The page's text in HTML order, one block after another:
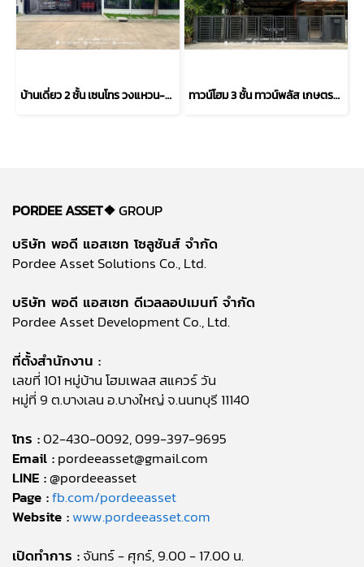
บ้านเดี่ยว 2 ชั้น เซนโทร วงแหวน-จตุโชติ (ขนาด 59 ตร.ว.) เดินทางง่าย ใกล้ทางด่วนนิดเดียว สามวาตะวันตก คลองสามวา กทม. : Centro Wongwaen-Chatuchot ทาวน์โฮม 3 ชั้น ทาวน์พลัส เกษตร-นวมินทร์ หลังริม (ขนาด 28 ตร.ว.) ถ.คลองลำเจียก แขวงนวลจันทร์ เขตบึงกุ่ม กรุงเทพมหานคร : Towmplus Keset-Nawamin
PORDEE ASSET❖GROUP
บริษัท พอดี แอสเซท โซลูชันส์ จำกัด
Pordee Asset Solutions Co., Ltd.
บริษัท พอดี แอสเซท ดีเวลลอปเมนท์ จำกัด
Pordee Asset Development Co., Ltd.
ที่ตั้งสำนักงาน :
เลขที่ 101 หมู่บ้าน โฮมเพลส สแควร์ วัน
หมู่ที่ 9 ต.บางเลน อ.บางใหญ่ จ.นนทบุรี 11140
โทร :02-430-0092, 099-397-9695
Email :pordeeasset@gmail.com
LINE :@pordeeasset
Page :fb.com/pordeeasset
Website :www.pordeeasset.com
เปิดทำการ :จันทร์ - ศุกร์, 9.00 - 17.00 น.